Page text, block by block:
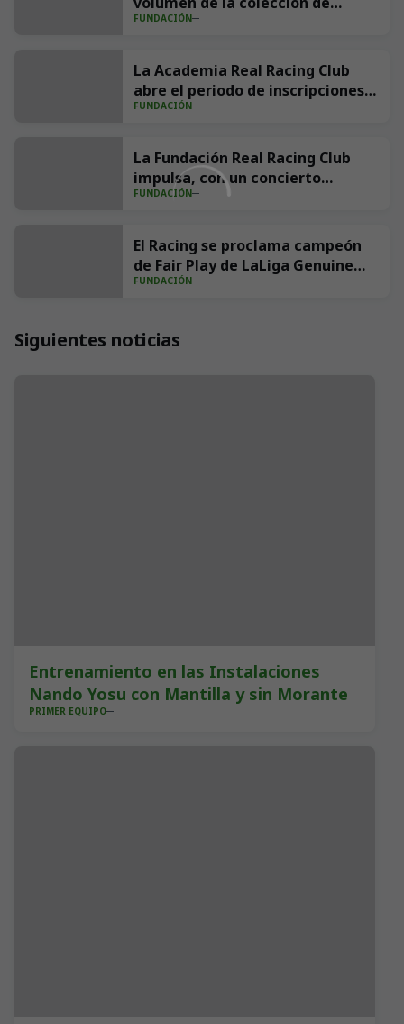
cuentos Los Rescatadores del
FUNDACIÓN
La Academia Real Racing Club
abre el periodo de inscripciones
para el curso 2026/27
FUNDACIÓN
La Fundación Real Racing Club
impulsa, con un concierto
solidario, la construcción de un
FUNDACIÓN
El Racing se proclama campeón
de Fair Play de LaLiga Genuine
2025/26
FUNDACIÓN
Siguientes noticias
Entrenamiento en las Instalaciones
Nando Yosu con Mantilla y sin Morante
PRIMER EQUIPO